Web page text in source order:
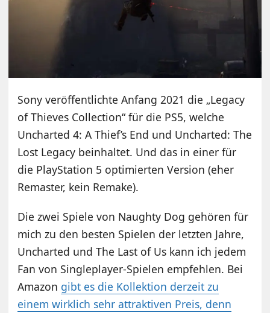
Sony veröffentlichte Anfang 2021 die „Legacy
of Thieves Collection“ für die PS5, welche
Uncharted 4: A Thief’s End und Uncharted: The
Lost Legacy beinhaltet. Und das in einer für
die PlayStation 5 optimierten Version (eher
Remaster, kein Remake).
Die zwei Spiele von Naughty Dog gehören für
mich zu den besten Spielen der letzten Jahre,
Uncharted und The Last of Us kann ich jedem
Fan von Singleplayer-Spielen empfehlen. Bei
Amazon gibt es die Kollektion derzeit zu
einem wirklich sehr attraktiven Preis, denn